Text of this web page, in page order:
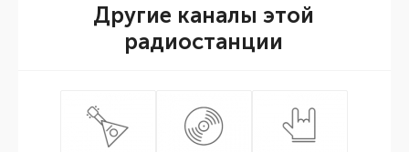
Другие каналы этой
радиостанции